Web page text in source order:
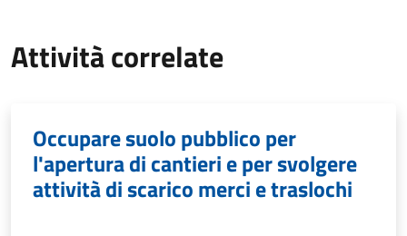
Attività correlate
Occupare suolo pubblico per
l'apertura di cantieri e per svolgere
attività di scarico merci e traslochi